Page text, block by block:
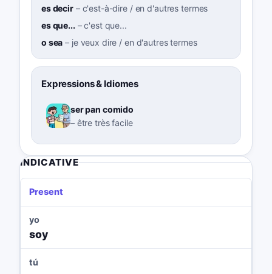
es decir– c'est-à-dire / en d'autres termes
es que...–c'est que...
o sea – je veux dire / en d'autres termes
Expressions & Idiomes
ser pan comido
– être très facile
INDICATIVE
Present
yo
soy
tú